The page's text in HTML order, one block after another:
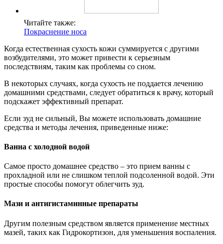
Читайте также:
Покраснение носа
Когда естественная сухость кожи суммируется с другими
возбудителями, это может привести к серьезным
последствиям, таким как проблемы со сном.
В некоторых случаях, когда сухость не поддается лечению
домашними средствами, следует обратиться к врачу, который
подскажет эффективный препарат.
Если зуд не сильный, Вы можете использовать домашние
средства и методы лечения, приведенные ниже:
Ванна с холодной водой
Самое просто домашнее средство – это прием ванны с
прохладной или не слишком теплой подсоленной водой. Эти
простые способы помогут облегчить зуд.
Мази и антигистаминные препараты
Другим полезным средством является применение местных
мазей, таких как Гидрокортизон, для уменьшения воспаления.